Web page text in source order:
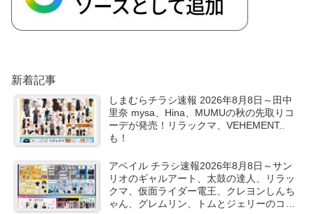
新着記事
しまむらチラシ速報 2026年8月8日～田中
里奈 mysa、Hina、MUMUの秋の先取りコ
ーデが発売！リラックマ、VEHEMENT..
も！
アベイル チラシ速報2026年8月8日～サン
リオのギャルアート、太鼓の達人、リラッ
クマ、仮面ライダー電王、クレヨンしんち
ゃん、グレムリン、トムとジェリーのコラ